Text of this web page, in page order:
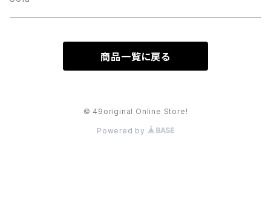
商品一覧に戻る
© 49original Online Store!
Powered by